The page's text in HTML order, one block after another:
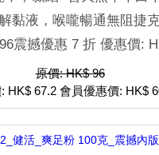
黏液，喉嚨暢通無阻捷
震撼優惠 7 折 優惠價:
原價: HK$ 96
HK$ 67.2 會員優惠價: HK$